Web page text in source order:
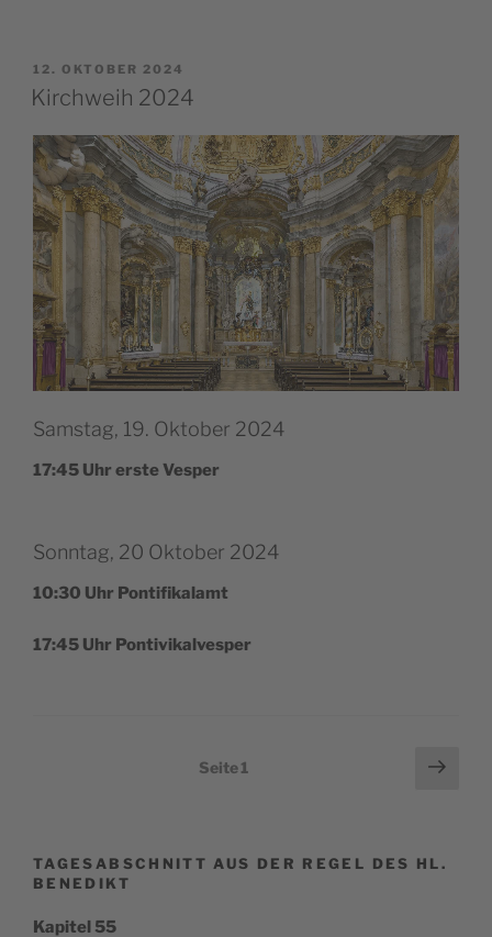
VERÖFFENTLICHT
AM
12. OKTOBER 2024
Kirchweih 2024
Samstag, 19. Oktober 2024
17:45 Uhr ers­te Vesper
Sonntag, 20 Oktober 2024
10:30 Uhr Pontifikalamt
17:45 Uhr Pontivikalvesper
Seitennummerierung
Seite1
TAGESABSCHNITT AUS DER REGEL DES HL.
BENEDIKT
Kapitel 55